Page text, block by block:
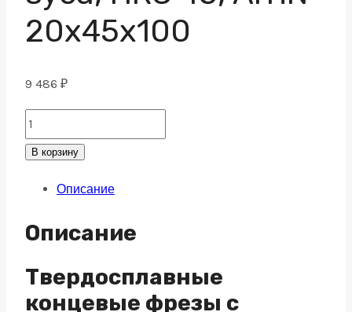
20х45х100
9 486 ₽
Концевая
фреза
плоским
зуба,
HRC
В корзину
Описание
Описание
Твердосплавные
концевые фрезы с